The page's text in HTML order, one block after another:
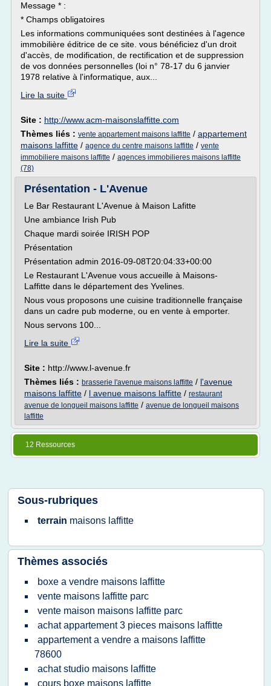
Message * :
* Champs obligatoires
Les informations communiquées sont destinées à l'agence
immobilière éditrice de ce site. vous bénéficiez d'un droit
d'accès, de modification, de rectification et de suppression
de vos données personnelles (loi n° 78-17 du 6 janvier
1978 relative à l'informatique, aux...
Lire la suite
Site : http://www.acm-maisonslaffitte.com
Thèmes liés : vente appartement maisons laffitte / appartement
maisons laffitte / agence du centre maisons laffitte / vente
immobiliere maisons laffitte / agences immobilieres maisons laffitte
(78)
Présentation - L'Avenue
Le Bar Restaurant L'Avenue à Maison Lafitte
Une ambiance Irish Pub
Chaque mardi soirée IRISH POP
Présentation
Présentation admin 2016-09-08T20:04:33+00:00
Le Restaurant L'Avenue vous accueille à Maisons-
Laffitte dans le département des Yvelines.
Nous vous proposons une cuisine traditionnelle française
dans un cadre pub moderne, ou en vente à emporter.
Nous servons 100...
Lire la suite
Site : http://www.l-avenue.fr
Thèmes liés : brasserie l'avenue maisons laffitte / l'avenue
maisons laffitte / l avenue maisons laffitte / restaurant
avenue de longueil maisons laffitte / avenue de longueil maisons
laffitte
12 Ressources
Sous-rubriques
terrain maisons laffitte
Thèmes associés
boxe a vendre maisons laffitte
vente maisons laffitte parc
vente maison maisons laffitte parc
achat appartement 3 pieces maisons laffitte
appartement a vendre a maisons laffitte
78600
achat studio maisons laffitte
cours boxe maisons laffitte